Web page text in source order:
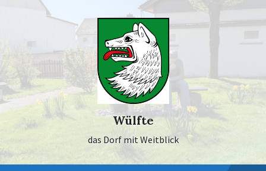
Wülfte
das Dorf mit Weitblick